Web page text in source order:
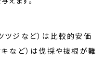
ツジなど）は比較的安価
キなど）は伐採や抜根が難